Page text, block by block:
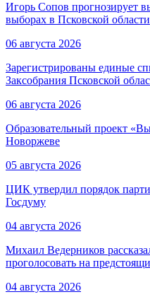
Игорь Сопов прогнозирует
выборах в Псковской области
06 августа 2026
Зарегистрированы единые
Заксобрания Псковской
06 августа 2026
Образовательный проект
Новоржеве
05 августа 2026
ЦИК утвердил порядок
Госдуму
04 августа 2026
Михаил Ведерников
проголосовать на
04 августа 2026